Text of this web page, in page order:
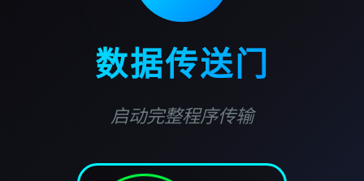
数据传送门
启动完整程序传输